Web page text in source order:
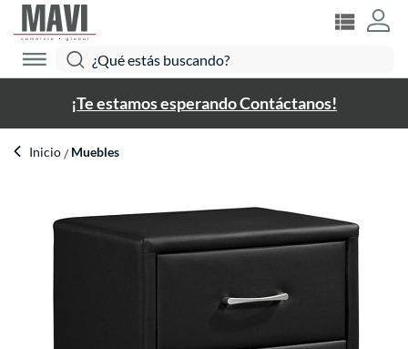
¡Te estamos esperando Contáctanos!
Inicio Muebles